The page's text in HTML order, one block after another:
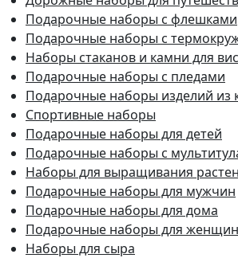
Подарочные наборы с флешками
Подарочные наборы с
Наборы стаканов и камни для
Подарочные наборы с пледами
Подарочные наборы изделий из
Спортивные наборы
Подарочные наборы для детей
Подарочные наборы с
Наборы для выращивания
Подарочные наборы для мужчин
Подарочные наборы для дома
Подарочные наборы для женщин
Наборы для сыра